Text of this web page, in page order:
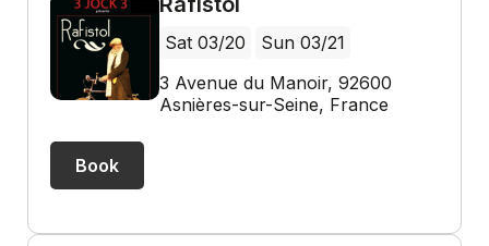
Sat 03/20
Sun 03/21
3 Avenue du Manoir, 92600
Asnières-sur-Seine, France
Book